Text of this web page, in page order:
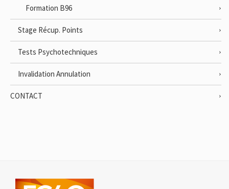
Formation B96
Stage Récup. Points
Tests Psychotechniques
Invalidation Annulation
CONTACT